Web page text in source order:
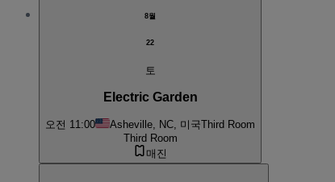
8월
22
토
Electric Garden
오전 11:00 Asheville, NC, 미국Third Room
Third Room
매진